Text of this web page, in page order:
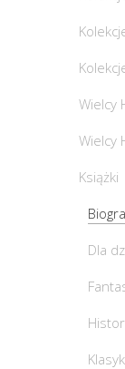
Wielcy
Wielcy
Książki
Dla